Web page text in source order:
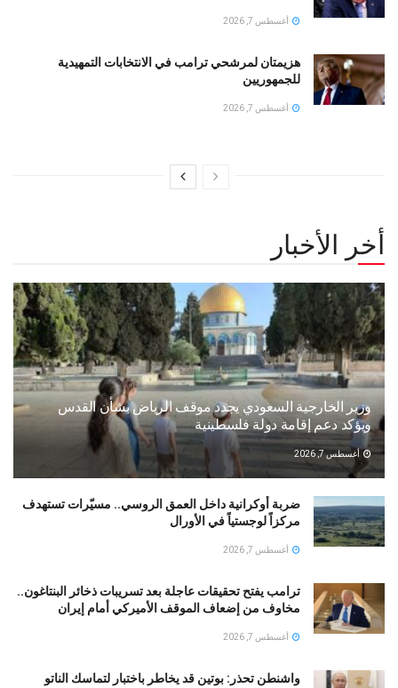
أغسطس 7, 2026
هزيمتان لمرشحي ترامب في الانتخابات التمهيدية
للجمهوريين
أغسطس 7, 2026
أخر الأخبار
وزير الخارجية السعودي يجدد موقف الرياض بشأن القدس
ويؤكد دعم إقامة دولة فلسطينية
أغسطس 7, 2026
ضربة أوكرانية داخل العمق الروسي.. مسيّرات تستهدف
مركزاً لوجستياً في الأورال
أغسطس 7, 2026
ترامب يفتح تحقيقات عاجلة بعد تسريبات ذخائر البنتاغون..
مخاوف من إضعاف الموقف الأميركي أمام إيران
أغسطس 7, 2026
واشنطن تحذر: بوتين قد يخاطر باختبار لتماسك الناتو